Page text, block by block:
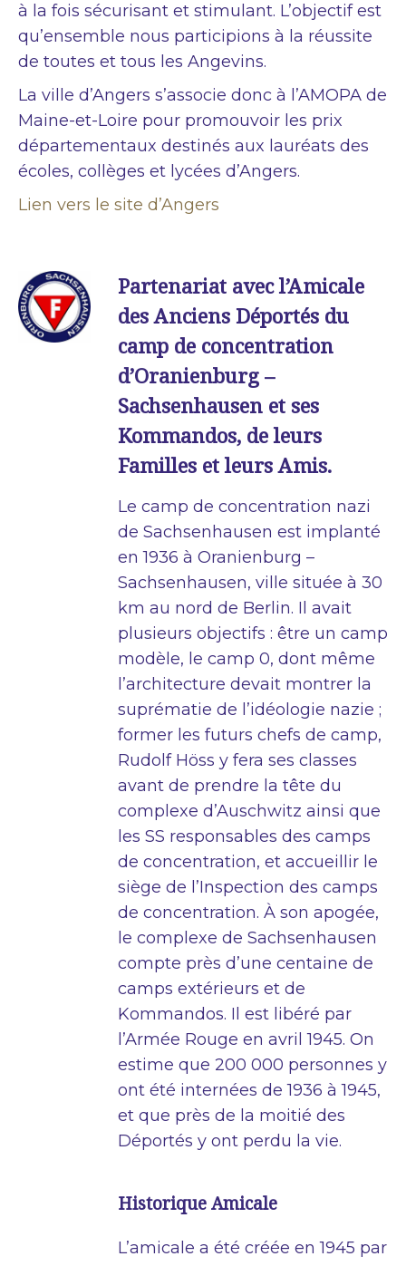
à la fois sécurisant et stimulant. L’objectif est
qu’ensemble nous participions à la réussite
de toutes et tous les Angevins.
La ville d’Angers s’associe donc à l’AMOPA de
Maine-et-Loire pour promouvoir les prix
départementaux destinés aux lauréats des
écoles, collèges et lycées d’Angers.
Lien vers le site d’Angers
Partenariat avec l’Amicale
des Anciens Déportés du
camp de concentration
d’Oranienburg –
Sachsenhausen et ses
Kommandos, de leurs
Familles et leurs Amis.
Le camp de concentration nazi
de Sachsenhausen est implanté
en 1936 à Oranienburg –
Sachsenhausen, ville située à 30
km au nord de Berlin. Il avait
plusieurs objectifs : être un camp
modèle, le camp 0, dont même
l’architecture devait montrer la
suprématie de l’idéologie nazie ;
former les futurs chefs de camp,
Rudolf Höss y fera ses classes
avant de prendre la tête du
complexe d’Auschwitz ainsi que
les SS responsables des camps
de concentration, et accueillir le
siège de l’Inspection des camps
de concentration. À son apogée,
le complexe de Sachsenhausen
compte près d’une centaine de
camps extérieurs et de
Kommandos. Il est libéré par
l’Armée Rouge en avril 1945. On
estime que 200 000 personnes y
ont été internées de 1936 à 1945,
et que près de la moitié des
Déportés y ont perdu la vie.
Historique Amicale
L’amicale a été créée en 1945 par